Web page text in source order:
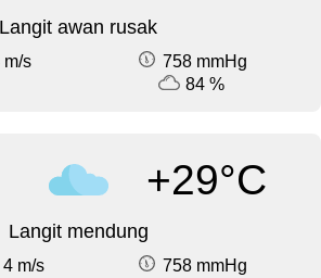
Langit awan rusak
m/s
758 mmHg
84 %
+29°C
Langit mendung
m/s
758 mmHg